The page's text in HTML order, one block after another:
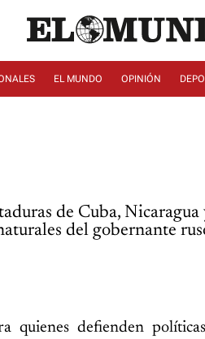
EL MUNDO OPINIÓN
de Cuba,
del gobernante
quienes defienden